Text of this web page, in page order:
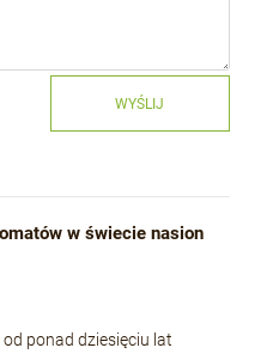
WYŚLIJ
w świecie nasion
ponad dziesięciu lat